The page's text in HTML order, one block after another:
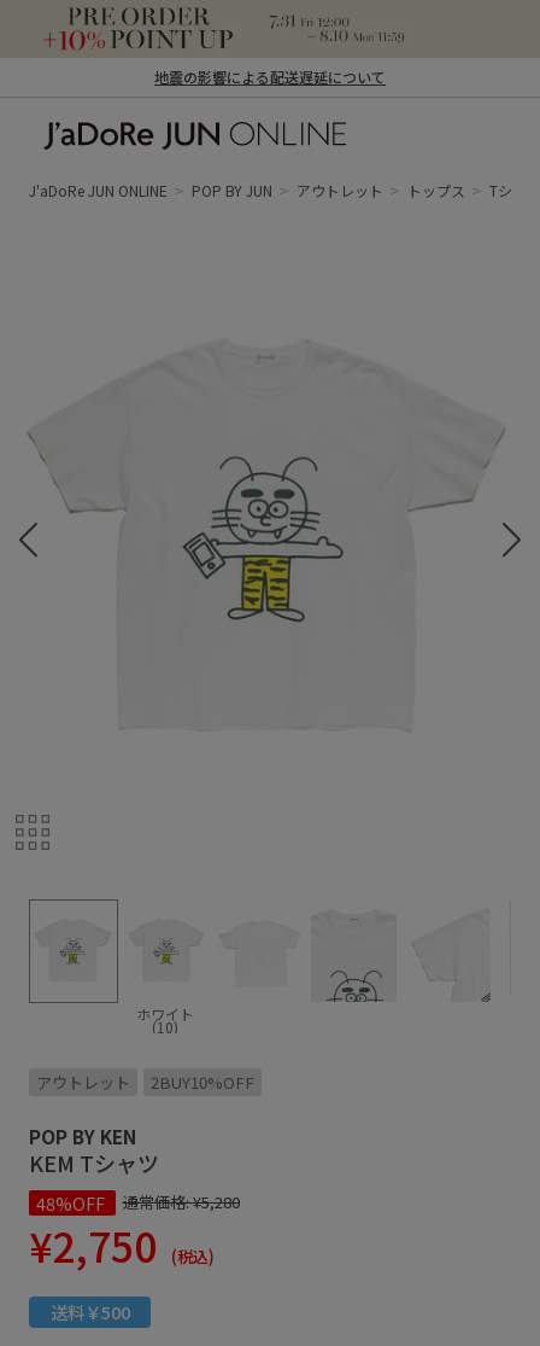
地震の影響による配送遅延について
ン オンライン）
J'aDoRe JUN ONLINE POP BY JUN アウトレット トップス Tシャ
ホワイト
(10)
アウトレット 2BUY10%OFF
POP BY KEN
KEM Tシャツ
48%OFF 通常価格:¥5,280
¥2,750 (税込)
送料￥500